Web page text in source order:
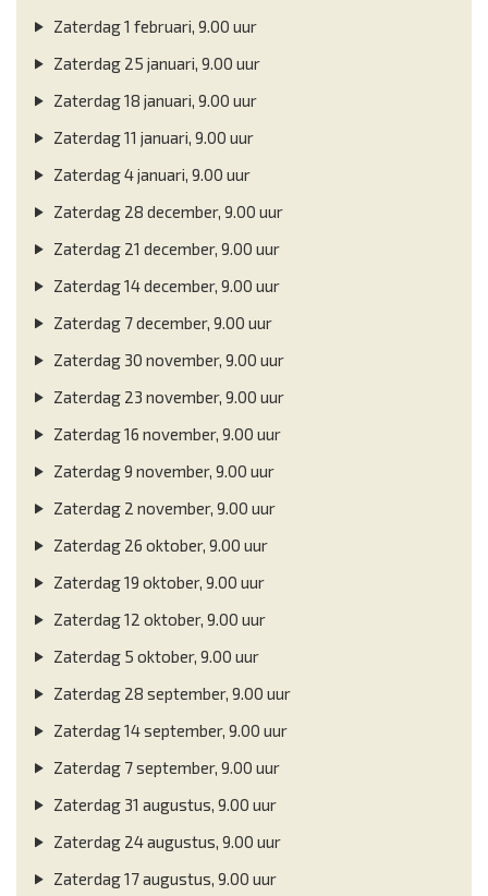
Zaterdag 1 februari, 9.00 uur
Zaterdag 25 januari, 9.00 uur
Zaterdag 18 januari, 9.00 uur
Zaterdag 11 januari, 9.00 uur
Zaterdag 4 januari, 9.00 uur
Zaterdag 28 december, 9.00 uur
Zaterdag 21 december, 9.00 uur
Zaterdag 14 december, 9.00 uur
Zaterdag 7 december, 9.00 uur
Zaterdag 30 november, 9.00 uur
Zaterdag 23 november, 9.00 uur
Zaterdag 16 november, 9.00 uur
Zaterdag 9 november, 9.00 uur
Zaterdag 2 november, 9.00 uur
Zaterdag 26 oktober, 9.00 uur
Zaterdag 19 oktober, 9.00 uur
Zaterdag 12 oktober, 9.00 uur
Zaterdag 5 oktober, 9.00 uur
Zaterdag 28 september, 9.00 uur
Zaterdag 14 september, 9.00 uur
Zaterdag 7 september, 9.00 uur
Zaterdag 31 augustus, 9.00 uur
Zaterdag 24 augustus, 9.00 uur
Zaterdag 17 augustus, 9.00 uur